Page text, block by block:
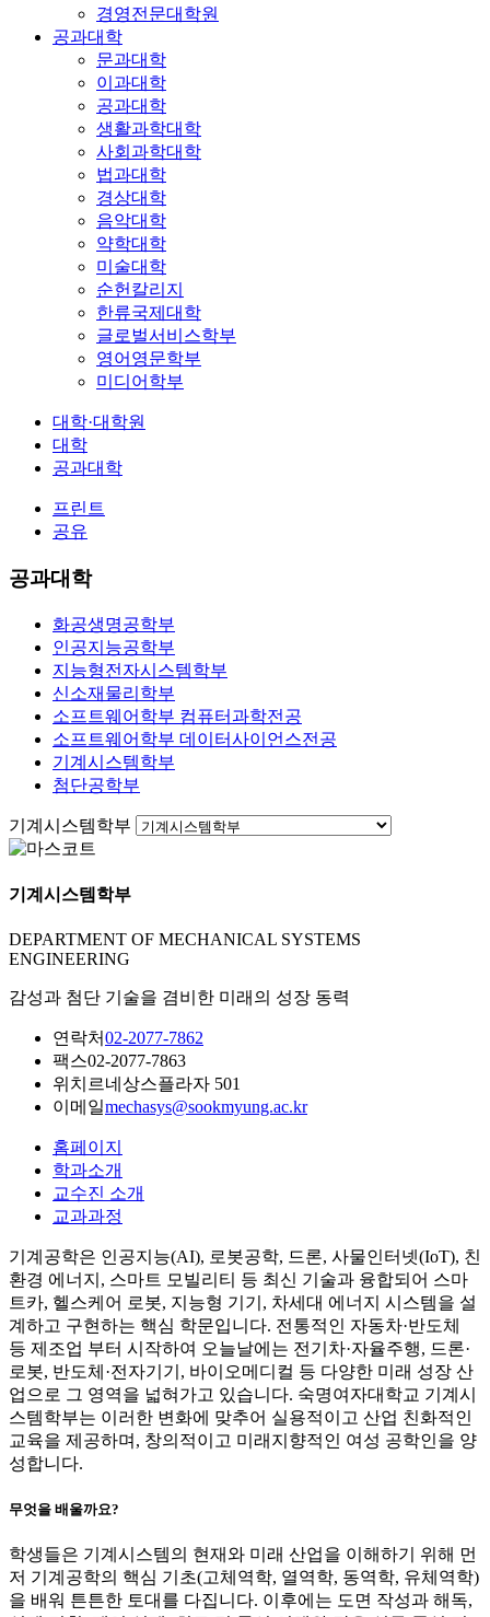
경영전문대학원
공과대학
문과대학
이과대학
공과대학
생활과학대학
사회과학대학
법과대학
경상대학
음악대학
약학대학
미술대학
순헌칼리지
한류국제대학
글로벌서비스학부
영어영문학부
미디어학부
대학·대학원
대학
공과대학
프린트
공유
공과대학
화공생명공학부
인공지능공학부
지능형전자시스템학부
신소재물리학부
소프트웨어학부 컴퓨터과학전공
소프트웨어학부 데이터사이언스전공
기계시스템학부
첨단공학부
기계시스템학부
기계시스템학부
DEPARTMENT OF MECHANICAL SYSTEMS
ENGINEERING
감성과 첨단 기술을 겸비한 미래의 성장 동력
연락처02-2077-7862
팩스02-2077-7863
위치 르네상스플라자 501
이메일mechasys@sookmyung.ac.kr
홈페이지
학과소개
교수진 소개
교과과정
기계공학은 인공지능(AI), 로봇공학, 드론, 사물인터넷(IoT), 친
환경 에너지, 스마트 모빌리티 등 최신 기술과 융합되어 스마
트카, 헬스케어 로봇, 지능형 기기, 차세대 에너지 시스템을 설
계하고 구현하는 핵심 학문입니다. 전통적인 자동차·반도체
등 제조업 부터 시작하여 오늘날에는 전기차·자율주행, 드론·
로봇, 반도체·전자기기, 바이오메디컬 등 다양한 미래 성장 산
업으로 그 영역을 넓혀가고 있습니다. 숙명여자대학교 기계시
스템학부는 이러한 변화에 맞추어 실용적이고 산업 친화적인
교육을 제공하며, 창의적이고 미래지향적인 여성 공학인을 양
성합니다.
무엇을 배울까요?
학생들은 기계시스템의 현재와 미래 산업을 이해하기 위해 먼
저 기계공학의 핵심 기초(고체역학, 열역학, 동역학, 유체역학)
을 배워 튼튼한 토대를 다집니다. 이후에는 도면 작성과 해독,